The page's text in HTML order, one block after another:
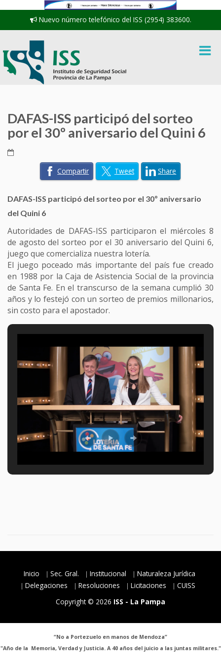
Nuevo número telefónico del ISS (2954) 383600.
DAFAS-ISS participó del sorteo
por el 30º aniversario del Quini 6
Compartir Tweet Share
DAFAS-ISS participó del sorteo por el 30º aniversario
del Quini 6
Autoridades de DAFAS-ISS participaron el miércoles 8
de agosto del sorteo por el 30 aniversario del Quini 6,
juego que comercializa nuestra lotería.
El juego poceado más importante del país fue creado
en 1988 por la Caja de Asistencia Social de la provincia
de Santa Fe. En el transcurso de la semana cumplió 30
años y lo festejó con un sorteo de premios millonarios,
sin costo para el apostador.
Inicio Sec. Gral. Institucional
Naturaleza Jurídica
Delegaciones
Resoluciones Licitaciones
CUISS
Copyright © 2026 ISS - La Pampa
“No a Portezuelo en manos de Mendoza”
"Año de la Memoria, Verdad y Justicia. A 40 años del juicio a las juntas militares."